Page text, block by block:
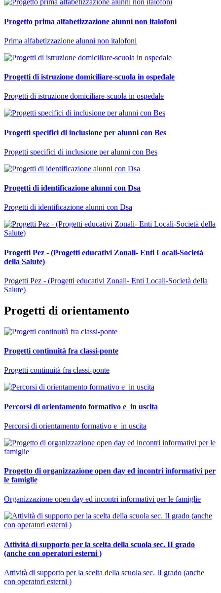
Progetto prima alfabetizzazione alunni non italofoni
Prima alfabetizzazione alunni non italofoni
Progetti di istruzione domiciliare-scuola in ospedale
Progetti di istruzione domiciliare-scuola in ospedale
Progetti specifici di inclusione per alunni con Bes
Progetti specifici di inclusione per alunni con Bes
Progetti di identificazione alunni con Dsa
Progetti di identificazione alunni con Dsa
Progetti Pez - (Progetti educativi Zonali- Enti Locali-Società
della Salute)
Progetti Pez - (Progetti educativi Zonali- Enti Locali-Società della
Salute)
Progetti di orientamento
Progetti continuità fra classi-ponte
Progetti continuità fra classi-ponte
Percorsi di orientamento formativo e in uscita
Percorsi di orientamento formativo e in uscita
Progetto di organizzazione open day ed incontri informativi per
le famiglie
Organizzazione open day ed incontri informativi per le famiglie
Attività di supporto per la scelta della scuola sec. II grado
(anche con operatori esterni )
Attività di supporto per la scelta della scuola sec. II grado (anche
con operatori esterni )